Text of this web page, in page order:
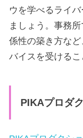
ウを学べるライ
ましょう。事務
係性の築き方な
バイスを受けるこ
PIKAプロダ